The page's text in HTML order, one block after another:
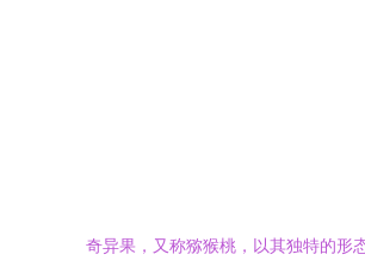
奇异果，又称猕猴桃，以其独特的形